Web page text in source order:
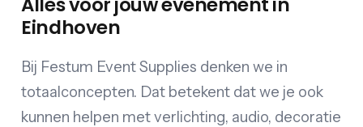
Eindhoven
Bij Festum Event Supplies denken we in
totaalconcepten. Dat betekent dat we je ook
kunnen helpen met verlichting, audio, decoratie